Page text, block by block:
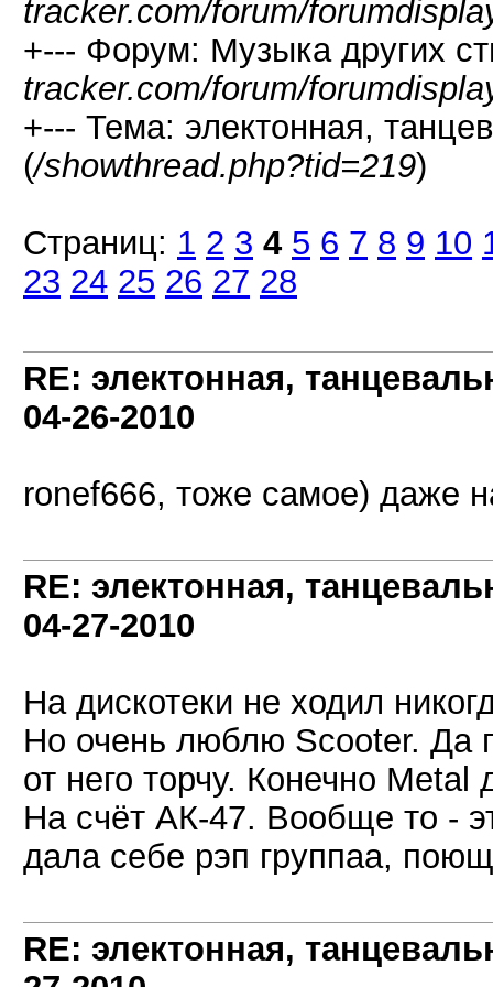
tracker.com/forum/
+--- Форум: Музыка других
tracker.com/forum/
+--- Тема: электонная,
(/showthread.php?tid=219)
Страниц: 1 2 3 4 5 6 7 8 9 10
23 24 25 26 27 28
RE: электонная,
04-26-2010
ronef666, тоже самое) даже
RE: электонная,
04-27-2010
На дискотеки не ходил
Но очень люблю Scooter. Да
от него торчу. Конечно
На счёт АК-47. Вообще то -
дала себе рэп группаа,
RE: электонная,